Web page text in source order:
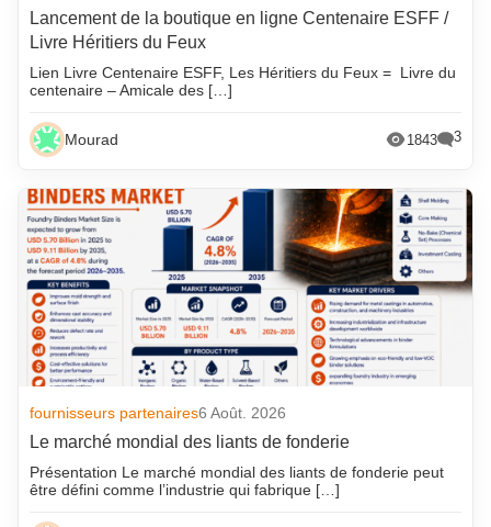
Lancement de la boutique en ligne Centenaire ESFF /
Livre Héritiers du Feux
Lien Livre Centenaire ESFF, Les Héritiers du Feux = Livre du
centenaire – Amicale des […]
Mourad 1843 3
fournisseurs partenaires6 Août. 2026
Le marché mondial des liants de fonderie
Présentation Le marché mondial des liants de fonderie peut
être défini comme l’industrie qui fabrique […]